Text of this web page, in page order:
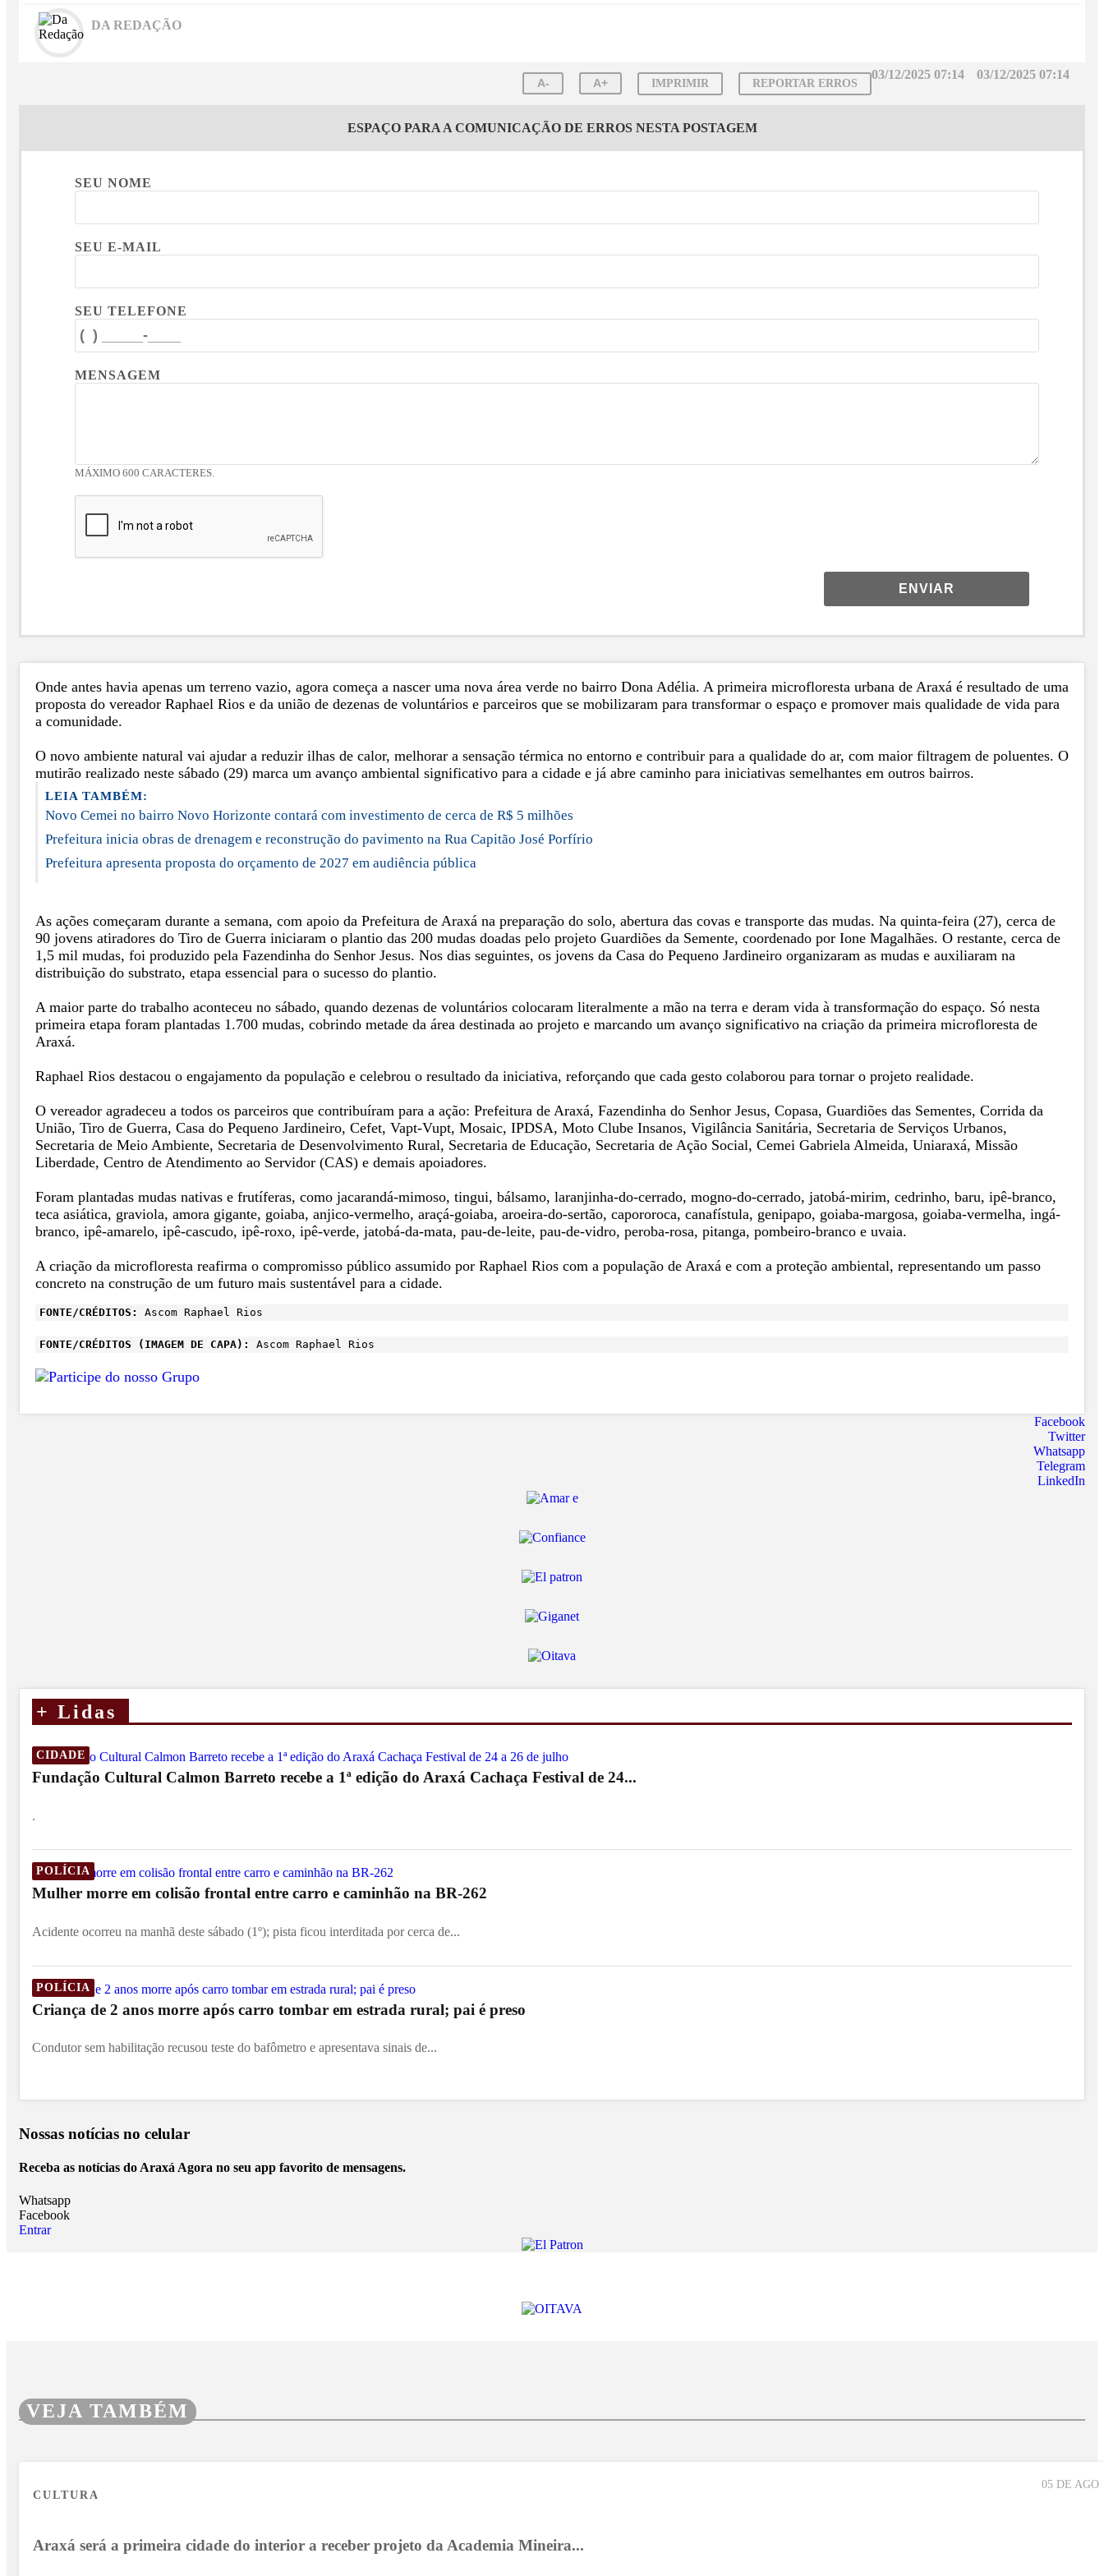
DA REDAÇÃO
03/12/2025 07:14
03/12/2025 07:14
A- A+ IMPRIMIR REPORTAR ERROS
ESPAÇO PARA A COMUNICAÇÃO DE ERROS NESTA POSTAGEM
SEU NOME
SEU E-MAIL
SEU TELEFONE
MENSAGEM
MÁXIMO 600 CARACTERES.
ENVIAR
Onde antes havia apenas um terreno vazio, agora começa a nascer uma nova área verde no bairro Dona Adélia. A primeira microfloresta urbana de Araxá é resultado de uma
proposta do vereador Raphael Rios e da união de dezenas de voluntários e parceiros que se mobilizaram para transformar o espaço e promover mais qualidade de vida para
a comunidade.
O novo ambiente natural vai ajudar a reduzir ilhas de calor, melhorar a sensação térmica no entorno e contribuir para a qualidade do ar, com maior filtragem de poluentes. O
mutirão realizado neste sábado (29) marca um avanço ambiental significativo para a cidade e já abre caminho para iniciativas semelhantes em outros bairros.
LEIA TAMBÉM:
Novo Cemei no bairro Novo Horizonte contará com investimento de cerca de R$ 5 milhões
Prefeitura inicia obras de drenagem e reconstrução do pavimento na Rua Capitão José Porfírio
Prefeitura apresenta proposta do orçamento de 2027 em audiência pública
As ações começaram durante a semana, com apoio da Prefeitura de Araxá na preparação do solo, abertura das covas e transporte das mudas. Na quinta-feira (27), cerca de
90 jovens atiradores do Tiro de Guerra iniciaram o plantio das 200 mudas doadas pelo projeto Guardiões da Semente, coordenado por Ione Magalhães. O restante, cerca de
1,5 mil mudas, foi produzido pela Fazendinha do Senhor Jesus. Nos dias seguintes, os jovens da Casa do Pequeno Jardineiro organizaram as mudas e auxiliaram na
distribuição do substrato, etapa essencial para o sucesso do plantio.
A maior parte do trabalho aconteceu no sábado, quando dezenas de voluntários colocaram literalmente a mão na terra e deram vida à transformação do espaço. Só nesta
primeira etapa foram plantadas 1.700 mudas, cobrindo metade da área destinada ao projeto e marcando um avanço significativo na criação da primeira microfloresta de
Araxá.
Raphael Rios destacou o engajamento da população e celebrou o resultado da iniciativa, reforçando que cada gesto colaborou para tornar o projeto realidade.
O vereador agradeceu a todos os parceiros que contribuíram para a ação: Prefeitura de Araxá, Fazendinha do Senhor Jesus, Copasa, Guardiões das Sementes, Corrida da
União, Tiro de Guerra, Casa do Pequeno Jardineiro, Cefet, Vapt-Vupt, Mosaic, IPDSA, Moto Clube Insanos, Vigilância Sanitária, Secretaria de Serviços Urbanos,
Secretaria de Meio Ambiente, Secretaria de Desenvolvimento Rural, Secretaria de Educação, Secretaria de Ação Social, Cemei Gabriela Almeida, Uniaraxá, Missão
Liberdade, Centro de Atendimento ao Servidor (CAS) e demais apoiadores.
Foram plantadas mudas nativas e frutíferas, como jacarandá-mimoso, tingui, bálsamo, laranjinha-do-cerrado, mogno-do-cerrado, jatobá-mirim, cedrinho, baru, ipê-branco,
teca asiática, graviola, amora gigante, goiaba, anjico-vermelho, araçá-goiaba, aroeira-do-sertão, capororoca, canafístula, genipapo, goiaba-margosa, goiaba-vermelha, ingá-
branco, ipê-amarelo, ipê-cascudo, ipê-roxo, ipê-verde, jatobá-da-mata, pau-de-leite, pau-de-vidro, peroba-rosa, pitanga, pombeiro-branco e uvaia.
A criação da microfloresta reafirma o compromisso público assumido por Raphael Rios com a população de Araxá e com a proteção ambiental, representando um passo
concreto na construção de um futuro mais sustentável para a cidade.
FONTE/CRÉDITOS: Ascom Raphael Rios
FONTE/CRÉDITOS (IMAGEM DE CAPA): Ascom Raphael Rios
Facebook
Twitter
Whatsapp
Telegram
LinkedIn
+ Lidas
CIDADE
Fundação Cultural Calmon Barreto recebe a 1ª edição do Araxá Cachaça Festival de 24...
.
POLÍCIA
Mulher morre em colisão frontal entre carro e caminhão na BR-262
Acidente ocorreu na manhã deste sábado (1º); pista ficou interditada por cerca de...
POLÍCIA
Criança de 2 anos morre após carro tombar em estrada rural; pai é preso
Condutor sem habilitação recusou teste do bafômetro e apresentava sinais de...
Nossas notícias no celular
Receba as notícias do Araxá Agora no seu app favorito de mensagens.
Whatsapp
Facebook
Entrar
VEJA TAMBÉM
05 DE AGO
CULTURA
Araxá será a primeira cidade do interior a receber projeto da Academia Mineira...